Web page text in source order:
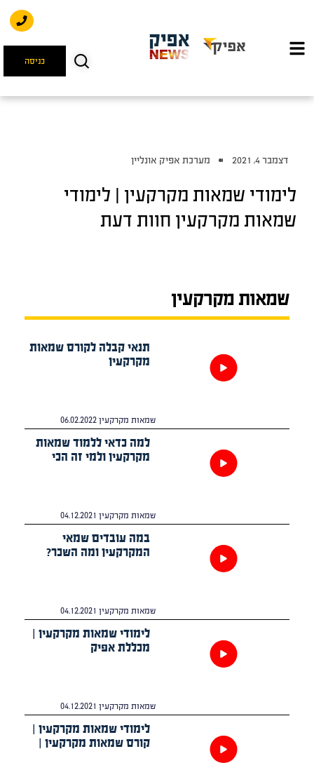
כניסה
דצמבר 4, 2021 מערכת אפיק אונליין
לימודי שמאות מקרקעין | לימודי
שמאות מקרקעין חוות דעת
שמאות מקרקעין
תנאי קבלה לקורס שמאות
מקרקעין
שמאות מקרקעין 06.02.2022
למה כדאי ללמוד שמאות
מקרקעין ולמי זה הכי
שמאות מקרקעין 04.12.2021
במה עובדים שמאי
המקרקעין ומה השכר?
שמאות מקרקעין 04.12.2021
לימודי שמאות מקרקעין |
מכללת אפיק
שמאות מקרקעין 04.12.2021
לימודי שמאות מקרקעין |
קורס שמאות מקרקעין |